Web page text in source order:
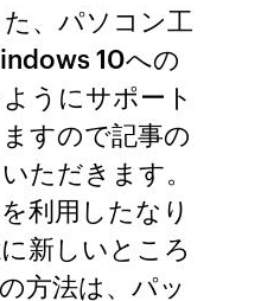
、パソコン工
10への
うにサポート
すので記事の
ただきます。
利用したなり
新しいところ
方法は、パッ